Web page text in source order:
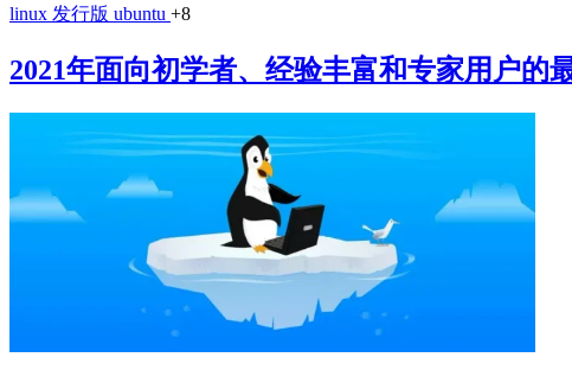
linux 发行版 ubuntu +8
2021年面向初学者、经验丰富和专家用户的